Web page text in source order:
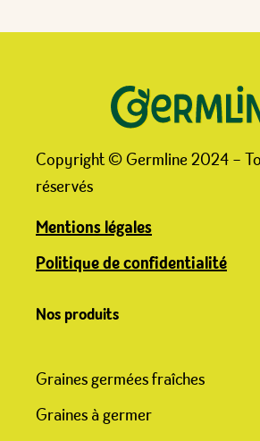
Copyright © Germline 2024 –
réservés
Mentions légales
Politique de confidentialité
Nos produits
Graines germées fraîches
Graines à germer